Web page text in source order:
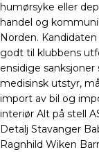
humørsyke eller
handel og
Norden.
godt til klubbens
ensidige
medisinsk utstyr,
import av bil og
interiør Alt på stell
Detalj Stavanger
Ragnhild Wiken